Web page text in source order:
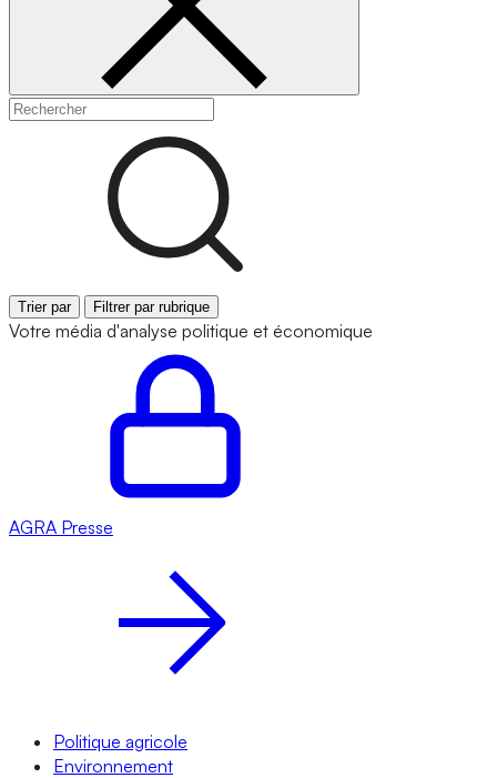
Trier par Filtrer par rubrique
Votre média d'analyse politique et économique
AGRA Presse
Politique agricole
Environnement